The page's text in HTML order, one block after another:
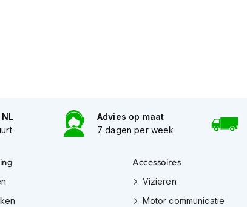
Advies op maat
7 dagen per week
Accessoires
Vizieren
Motor communicatie